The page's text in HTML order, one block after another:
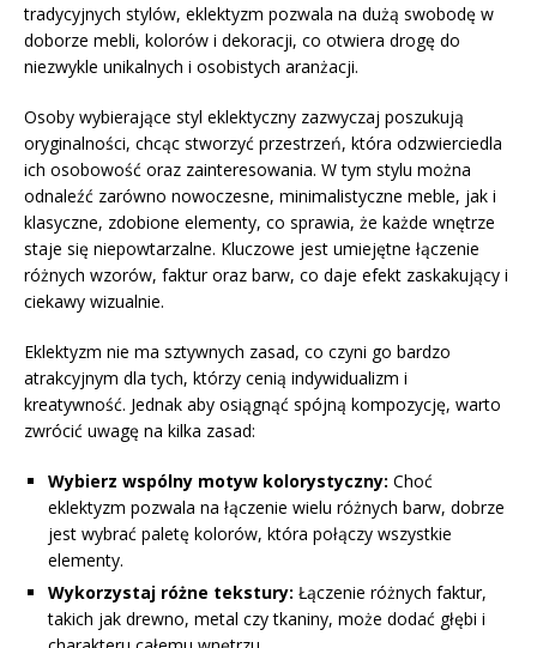
tradycyjnych stylów, eklektyzm pozwala na dużą swobodę w
doborze mebli, kolorów i dekoracji, co otwiera drogę do
niezwykle unikalnych i osobistych aranżacji.
Osoby wybierające styl eklektyczny zazwyczaj poszukują
oryginalności, chcąc stworzyć przestrzeń, która odzwierciedla
ich osobowość oraz zainteresowania. W tym stylu można
odnaleźć zarówno nowoczesne, minimalistyczne meble, jak i
klasyczne, zdobione elementy, co sprawia, że każde wnętrze
staje się niepowtarzalne. Kluczowe jest umiejętne łączenie
różnych wzorów, faktur oraz barw, co daje efekt zaskakujący i
ciekawy wizualnie.
Eklektyzm nie ma sztywnych zasad, co czyni go bardzo
atrakcyjnym dla tych, którzy cenią indywidualizm i
kreatywność. Jednak aby osiągnąć spójną kompozycję, warto
zwrócić uwagę na kilka zasad:
Wybierz wspólny motyw kolorystyczny: Choć
eklektyzm pozwala na łączenie wielu różnych barw, dobrze
jest wybrać paletę kolorów, która połączy wszystkie
elementy.
Wykorzystaj różne tekstury: Łączenie różnych faktur,
takich jak drewno, metal czy tkaniny, może dodać głębi i